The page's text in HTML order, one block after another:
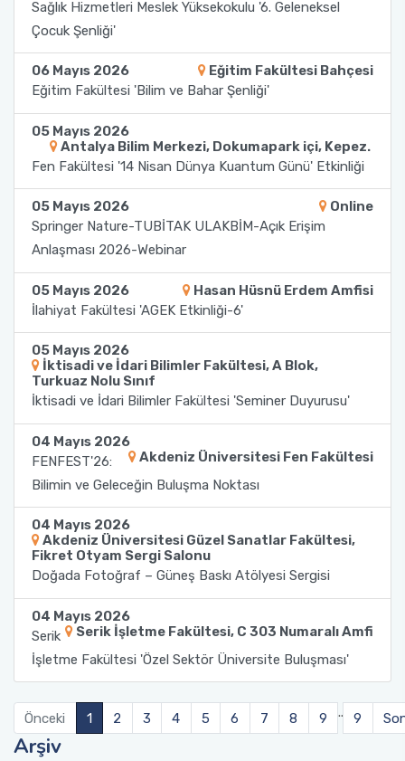
Sağlık Hizmetleri Meslek Yüksekokulu '6. Geleneksel
Çocuk Şenliği'
06 Mayıs 2026
Eğitim Fakültesi Bahçesi
Eğitim Fakültesi 'Bilim ve Bahar Şenliği'
05 Mayıs 2026
Antalya Bilim Merkezi, Dokumapark içi, Kepez.
Fen Fakültesi '14 Nisan Dünya Kuantum Günü' Etkinliği
05 Mayıs 2026
Online
Springer Nature-TUBİTAK ULAKBİM-Açık Erişim
Anlaşması 2026-Webinar
05 Mayıs 2026
Hasan Hüsnü Erdem Amfisi
İlahiyat Fakültesi 'AGEK Etkinliği-6'
05 Mayıs 2026
İktisadi ve İdari Bilimler Fakültesi, A Blok,
Turkuaz Nolu Sınıf
İktisadi ve İdari Bilimler Fakültesi 'Seminer Duyurusu'
04 Mayıs 2026
Akdeniz Üniversitesi Fen Fakültesi
FENFEST'26:
Bilimin ve Geleceğin Buluşma Noktası
04 Mayıs 2026
Akdeniz Üniversitesi Güzel Sanatlar Fakültesi,
Fikret Otyam Sergi Salonu
Doğada Fotoğraf – Güneş Baskı Atölyesi Sergisi
04 Mayıs 2026
Serik İşletme Fakültesi, C 303 Numaralı Amfi
Serik
İşletme Fakültesi 'Özel Sektör Üniversite Buluşması'
Önceki 1 2 3 4 5 6 7 8 9 .. 9
Arşiv
2022-2026 Stratejik Planı
Faaliyet Raporları
Akademik Tören
İlahiyat Fakültesi
İletişim Fakültesi
Kemer Denizcilik Fakültesi
Kumluca Sağlık Bilimleri Fakültesi
Manavgat Sosyal ve Beşeri Bilimler Fakültesi
Manavgat Turizm Fakültesi
Manavgat Yabancı Diller Fakültesi
Mimarlık Fakültesi
Mühendislik Fakültesi
Sağlık Bilimleri Fakültesi
Serik İşletme Fakültesi
Spor Bilimleri Fakültesi
Su Ürünleri Fakültesi
Tıp Fakültesi
Turizm Fakültesi
Uygulamalı Bilimler Fakültesi
Sağlık Hizmetleri MYO
Serik Gülsün Süleyman Süral MYO
Sosyal Bilimler MYO
Teknik Bilimler MYO
Yapı İşleri ve Teknik Daire Başkanlığı
Uluslararası İlişkiler Ofisi
Mezun Bilgi Sistemi
Sıkça Sorulan Sorular
Online Sağlık Hizmetleri Randevu Sistemi
Yönetim Sistemi)
Dış Kaynaklı Proje Takip Sistemi
AB Projeleri
TÜBİTAK Projeleri
Web of Science
SciVal